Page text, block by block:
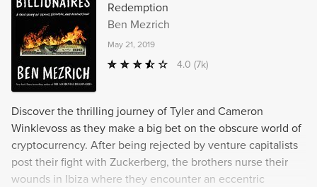
Redemption
Ben Mezrich
May 21, 2019
4.0 (7k)
Discover the thrilling journey of Tyler and Cameron
Winklevoss as they make a big bet on the obscure world of
cryptocurrency. After being rejected by venture capitalists
post their fight with Zuckerberg, the brothers nurse their
wounds in Ibiza where they encounter an eccentric